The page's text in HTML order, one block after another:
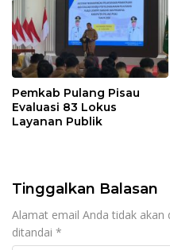
Pemkab Pulang Pisau
Evaluasi 83 Lokus
Layanan Publik
Tinggalkan Balasan
Alamat email Anda tidak akan
ditandai *